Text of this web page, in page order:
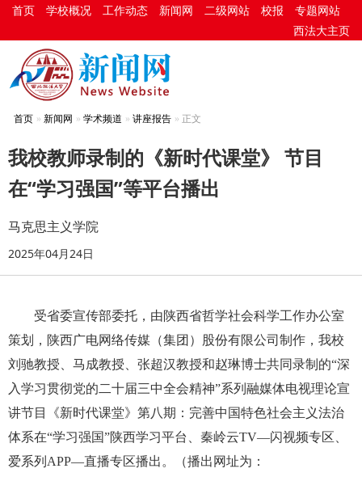
首页 学校概况 工作动态 新闻网 二级网站 校报
专题网站
西法大主页
首页 新闻网 学术频道 讲座报告 正文
我校教师录制的《新时代课堂》 节目
在“学习强国”等平台播出
马克思主义学院
2025年04月24日
受省委宣传部委托，由陕西省哲学社会科学工作办公室
策划，陕西广电网络传媒（集团）股份有限公司制作，我校
刘驰教授、马成教授、张超汉教授和赵琳博士共同录制的“深
入学习贯彻党的二十届三中全会精神”系列融媒体电视理论宣
讲节目《新时代课堂》第八期：完善中国特色社会主义法治
体系在“学习强国”陕西学习平台、秦岭云TV—闪视频专区、
爱系列APP—直播专区播出。（播出网址为：